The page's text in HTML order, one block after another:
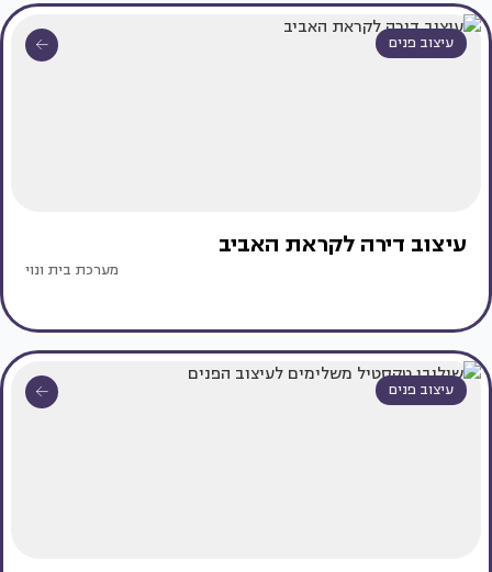
עיצוב פנים
עיצוב דירה לקראת האביב
מערכת בית ונוי
עיצוב פנים